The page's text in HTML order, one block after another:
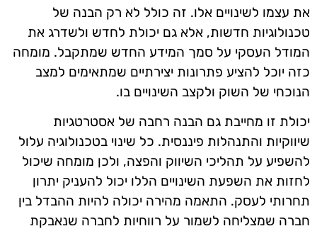
את עצמו לשינויים אלו. זה כולל לא רק הבנה של
טכנולוגיות חדשות, אלא גם יכולת לחדש ולשדרג את
המודל העסקי על סמך המידע החדש שמתקבל. מומחה
כזה יוכל להציע פתרונות יצירתיים שמתאימים למצב
הנוכחי של השוק ולקצב השינויים בו.
יכולת זו מחייבת גם הבנה רחבה של אסטרטגיות
שיווקיות והתנהלות פיננסית. כל שינוי בטכנולוגיה עלול
להשפיע על תהליכי השיווק והפצה, ולכן מומחה שיכול
לחזות את השפעת השינויים הללו יכול להעניק יתרון
תחרותי לעסק. התאמה מהירה יכולה להיות ההבדל בין
חברה שמצליחה לשמור על רווחיות לחברה שנאבקת